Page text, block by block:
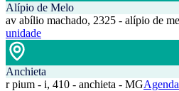
Alípio de Melo
av abílio machado, 2325 - alípio de
unidade
Anchieta
r pium - i, 410 - anchieta - MG